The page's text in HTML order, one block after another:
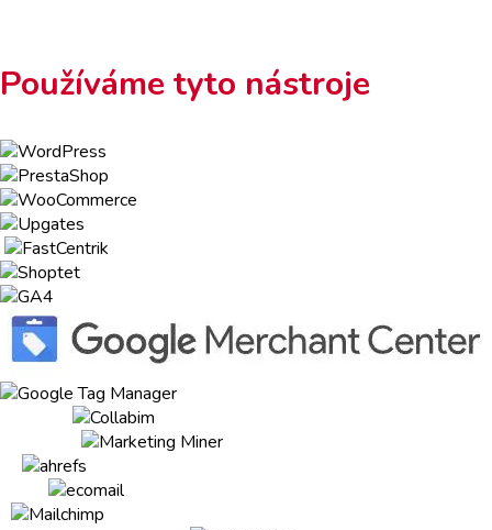
Používáme tyto nástroje